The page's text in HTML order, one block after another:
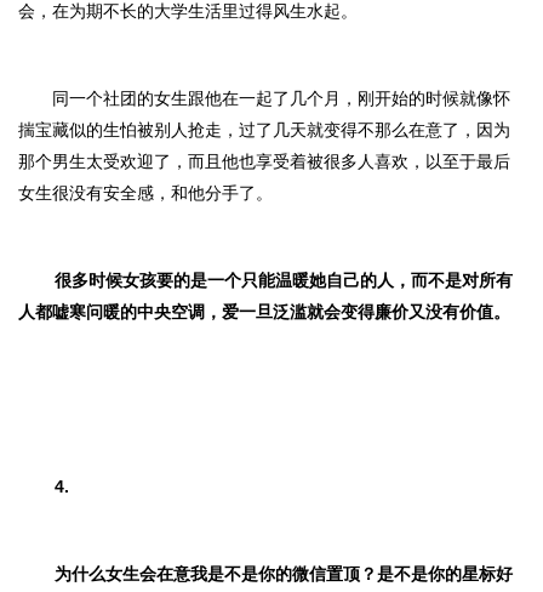
会，在为期不长的大学生活里过得风生水起。
同一个社团的女生跟他在一起了几个月，刚开始的时候就像怀
揣宝藏似的生怕被别人抢走，过了几天就变得不那么在意了，因为
那个男生太受欢迎了，而且他也享受着被很多人喜欢，以至于最后
女生很没有安全感，和他分手了。
很多时候女孩要的是一个只能温暖她自己的人，而不是对所有
人都嘘寒问暖的中央空调，爱一旦泛滥就会变得廉价又没有价值。
4.
为什么女生会在意我是不是你的微信置顶？是不是你的星标好